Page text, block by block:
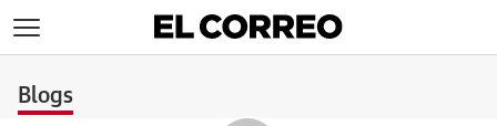
Blogs